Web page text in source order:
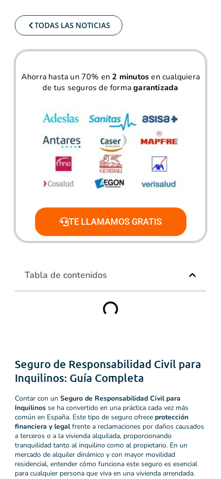
Seguro de Responsabilidad Civil para
Inquilinos: Guía Completa
Contar con un Seguro de Responsabilidad Civil para
Inquilinos se ha convertido en una práctica cada vez más
común en España. Este tipo de seguro ofrece protección
financiera y legalfrente a reclamaciones por daños causados
a terceros o a la vivienda alquilada, proporcionando
tranquilidad tanto al inquilino como al propietario. En un
mercado de alquiler dinámico y con mayor movilidad
residencial, entender cómo funciona este seguro es esencial
para cualquier persona que viva en una vivienda arrendada.
TODAS LAS NOTICIAS
Ahorra hasta un 70% en 2 minutosen cualquiera
de tus seguros de formagarantizada
TE LLAMAMOS GRATIS
Tabla de contenidos